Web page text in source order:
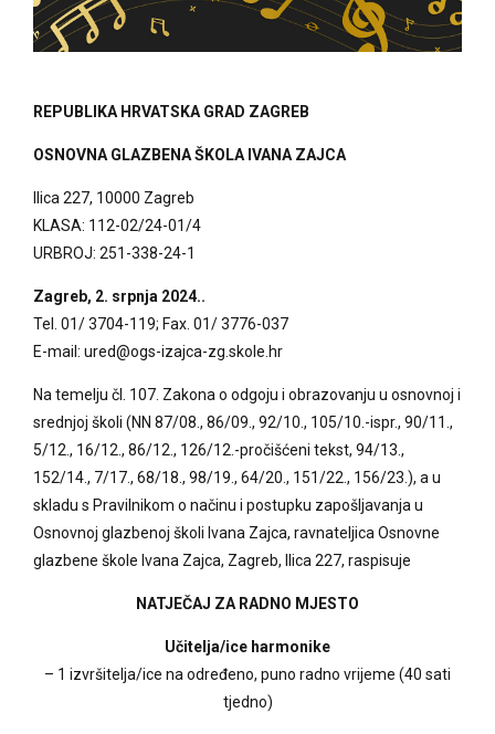
REPUBLIKA HRVATSKA GRAD ZAGREB
OSNOVNA GLAZBENA ŠKOLA IVANA ZAJCA
Ilica 227, 10000 Zagreb
KLASA: 112-02/24-01/4
URBROJ: 251-338-24-1
Zagreb, 2. srpnja 2024..
Tel. 01/ 3704-119; Fax. 01/ 3776-037
E-mail: ured@ogs-izajca-zg.skole.hr
Na temelju čl. 107. Zakona o odgoju i obrazovanju u osnovnoj i
srednjoj školi (NN 87/08., 86/09., 92/10., 105/10.-ispr., 90/11.,
5/12., 16/12., 86/12., 126/12.-pročišćeni tekst, 94/13.,
152/14., 7/17., 68/18., 98/19., 64/20., 151/22., 156/23.), a u
skladu s Pravilnikom o načinu i postupku zapošljavanja u
Osnovnoj glazbenoj školi Ivana Zajca, ravnateljica Osnovne
glazbene škole Ivana Zajca, Zagreb, Ilica 227, raspisuje
NATJEČAJ ZA RADNO MJESTO
Učitelja/ice harmonike
– 1 izvršitelja/ice na određeno, puno radno vrijeme (40 sati
tjedno)